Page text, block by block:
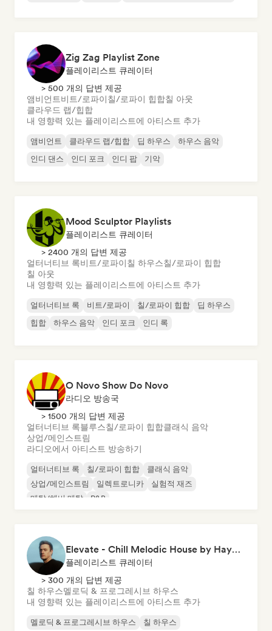
Zig Zag Playlist Zone
플레이리스트 큐레이터
> 500 개의 답변 제공
앰비언트비트/로파이칠/로파이 힙합칠 아웃
클라우드 랩/힙합
내 영향력 있는 플레이리스트에 아티스트 추가
앰비언트 클라우드 랩/힙합 딥 하우스
하우스 음악
인디 댄스
인디 포크 인디 팝 기악
Mood Sculptor Playlists
플레이리스트 큐레이터
> 2400 개의 답변 제공
얼터너티브 록비트/로파이칠 하우스칠/로파이 힙합
칠 아웃
내 영향력 있는 플레이리스트에 아티스트 추가
얼터너티브 록 비트/로파이 칠/로파이 힙합
딥 하우스
힙합
하우스 음악 인디 포크 인디 록
O Novo Show Do Novo
라디오 방송국
> 1500 개의 답변 제공
얼터너티브 록블루스칠/로파이 힙합클래식 음악
상업/메인스트림
라디오에서 아티스트 방송하기
얼터너티브 록 칠/로파이 힙합
클래식 음악
상업/메인스트림
일렉트로니카
실험적 재즈
메탈/헤비 메탈
R&B
Elevate - Chill Melodic House by Hayyoo
플레이리스트 큐레이터
> 300 개의 답변 제공
칠 하우스멜로딕 & 프로그레시브 하우스
내 영향력 있는 플레이리스트에 아티스트 추가
멜로딕 & 프로그레시브 하우스 칠 하우스